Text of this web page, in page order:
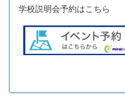
学校説明会予約はこちら